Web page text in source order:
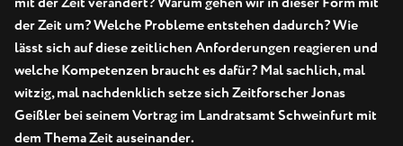
der Zeit um? Welche Probleme entstehen dadurch? Wie
lässt sich auf diese zeitlichen Anforderungen reagieren und
welche Kompetenzen braucht es dafür? Mal sachlich, mal
witzig, mal nachdenklich setze sich Zeitforscher Jonas
Geißler bei seinem Vortrag im Landratsamt Schweinfurt mit
dem Thema Zeit auseinander.